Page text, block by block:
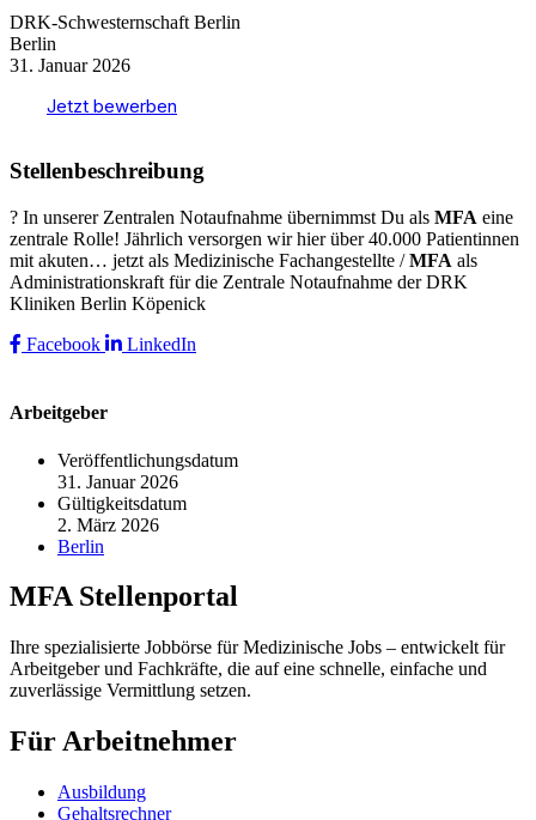
DRK-Schwesternschaft Berlin
Berlin
31. Januar 2026
Jetzt bewerben
Stellenbeschreibung
? In unserer Zentralen Notaufnahme übernimmst Du als MFA eine
zentrale Rolle! Jährlich versorgen wir hier über 40.000 Patientinnen
mit akuten… jetzt als Medizinische Fachangestellte /MFA als
Administrationskraft für die Zentrale Notaufnahme der DRK
Kliniken Berlin Köpenick
Facebook
LinkedIn
Arbeitgeber
Veröffentlichungsdatum
31. Januar 2026
Gültigkeitsdatum
2. März 2026
Berlin
MFA Stellenportal
Ihre spezialisierte Jobbörse für Medizinische Jobs – entwickelt für
Arbeitgeber und Fachkräfte, die auf eine schnelle, einfache und
zuverlässige Vermittlung setzen.
Für Arbeitnehmer
Ausbildung
Gehaltsrechner